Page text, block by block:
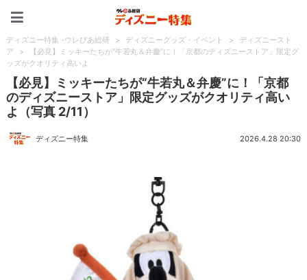
ディズニー特集 -ウレぴあ総研 > ディズニーグッズ・イベント >
ディズニースト
ア
>
【必見】ミッキーたちが“牛若丸＆弁慶”に！「京都のディズニーストア」限定グ
ッズがクオリティ高いよ
【必見】ミッキーたちが“牛若丸＆弁慶”に！「京都
のディズニーストア」限定グッズがクオリティ高い
よ（写真 2/11）
ディズニー特集 2026.4.28 20:30